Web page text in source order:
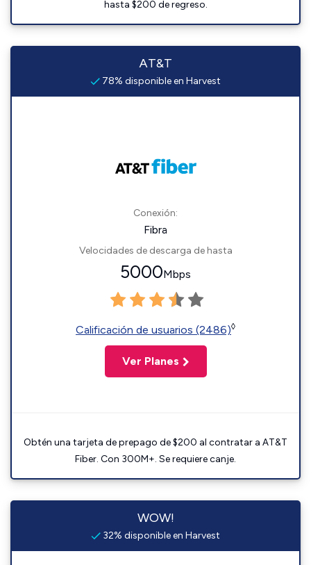
hasta $200 de regreso.
AT&T
78% disponible en Harvest
Conexión:
Fibra
Velocidades de descarga de hasta
5000Mbps
Calificación de usuarios (2486)◊
Ver Planes
Obtén una tarjeta de prepago de $200 al contratar a AT&T
Fiber. Con 300M+. Se requiere canje.
WOW!
32% disponible en Harvest